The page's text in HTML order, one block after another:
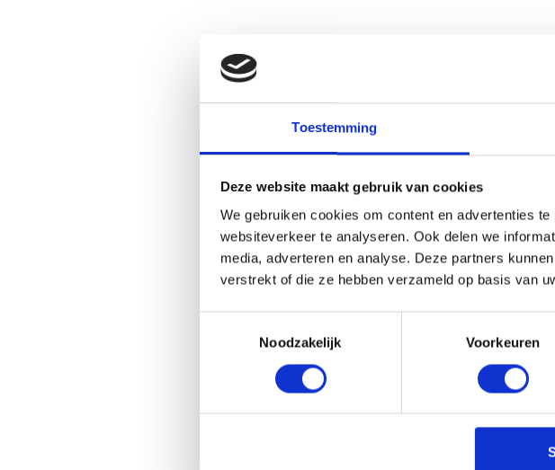
Toestemming
Deze website maakt gebruik van cookies
We gebruiken cookies om content en advertenties
websiteverkeer te analyseren. Ook delen we
media, adverteren en analyse. Deze partners
verstrekt of die ze hebben verzameld op basis van
Noodzakelijk
Voorkeuren